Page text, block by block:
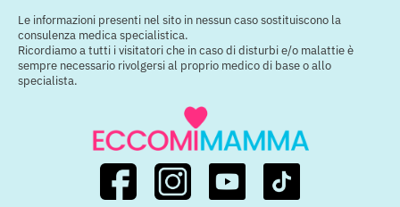
Le informazioni presenti nel sito in nessun caso sostituiscono la
consulenza medica specialistica.
Ricordiamo a tutti i visitatori che in caso di disturbi e/o malattie è
sempre necessario rivolgersi al proprio medico di base o allo
specialista.